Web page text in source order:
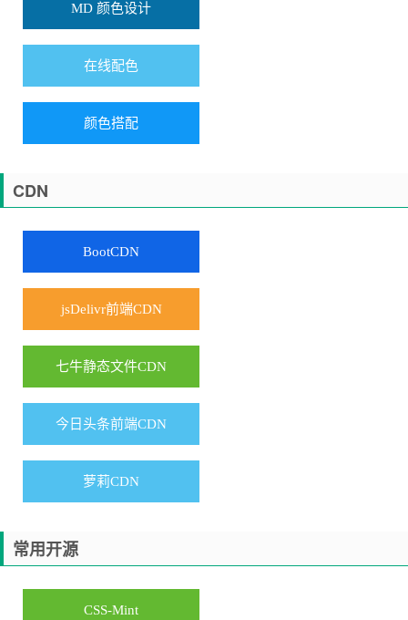
MD 颜色设计
在线配色
颜色搭配
CDN
BootCDN
jsDelivr前端CDN
七牛静态文件CDN
今日头条前端CDN
萝莉CDN
常用开源
CSS-Mint